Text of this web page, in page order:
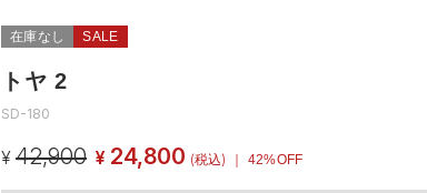
在庫なし SALE
トヤ 2
SD-180
¥ 42,900 ¥ 24,800 (税込) ｜ 42%OFF